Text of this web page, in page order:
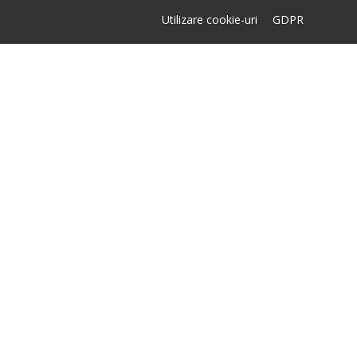
Utilizare cookie-uri GDPR